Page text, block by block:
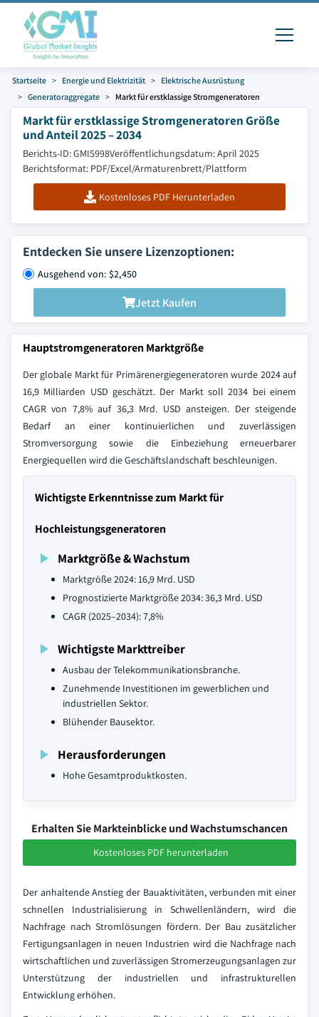
Startseite Energie und Elektrizität
Elektrische Ausrüstung
Generatoraggregate
Markt für erstklassige Stromgeneratoren
Markt für erstklassige Stromgeneratoren Größe
und Anteil 2025 – 2034
Berichts-ID: GMI5998Veröffentlichungsdatum: April 2025
Berichtsformat: PDF/Excel/Armaturenbrett/Plattform
Kostenloses PDF Herunterladen
Entdecken Sie unsere Lizenzoptionen:
Ausgehend von: $2,450
Jetzt Kaufen
Hauptstromgeneratoren Marktgröße
Der globale Markt für Primärenergiegeneratoren wurde 2024 auf
16,9 Milliarden USD geschätzt. Der Markt soll 2034 bei einem
CAGR von 7,8% auf 36,3 Mrd. USD ansteigen. Der steigende
Bedarf an einer kontinuierlichen und zuverlässigen
Stromversorgung sowie die Einbeziehung erneuerbarer
Energiequellen wird die Geschäftslandschaft beschleunigen.
Wichtigste Erkenntnisse zum Markt für
Hochleistungsgeneratoren
Marktgröße & Wachstum
Marktgröße 2024: 16,9 Mrd. USD
Prognostizierte Marktgröße 2034: 36,3 Mrd. USD
CAGR (2025–2034): 7,8%
Wichtigste Markttreiber
Ausbau der Telekommunikationsbranche.
Zunehmende Investitionen im gewerblichen und
industriellen Sektor.
Blühender Bausektor.
Herausforderungen
Hohe Gesamtproduktkosten.
Erhalten Sie Markteinblicke und Wachstumschancen
Kostenloses PDF herunterladen
Der anhaltende Anstieg der Bauaktivitäten, verbunden mit einer
schnellen Industrialisierung in Schwellenländern, wird die
Nachfrage nach Stromlösungen fördern. Der Bau zusätzlicher
Fertigungsanlagen in neuen Industrien wird die Nachfrage nach
wirtschaftlichen und zuverlässigen Stromerzeugungsanlagen zur
Unterstützung der industriellen und infrastrukturellen
Entwicklung erhöhen.